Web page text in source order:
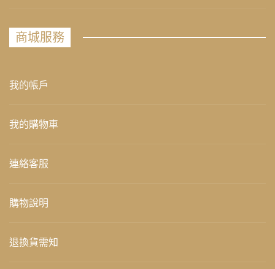
商城服務
我的帳戶
我的購物車
連絡客服
購物說明
退換貨需知